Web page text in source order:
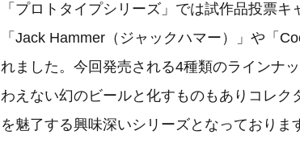
「プロトタイプシリーズ」では試作品投票
「Jack Hammer（ジャックハマー）」や「
れました。今回発売される4種類のラインナ
わえない幻のビールと化すものもありコレ
を魅了する興味深いシリーズとなっておりま